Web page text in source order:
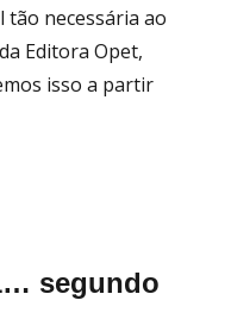
necessária ao
Editora Opet,
isso a partir
segundo